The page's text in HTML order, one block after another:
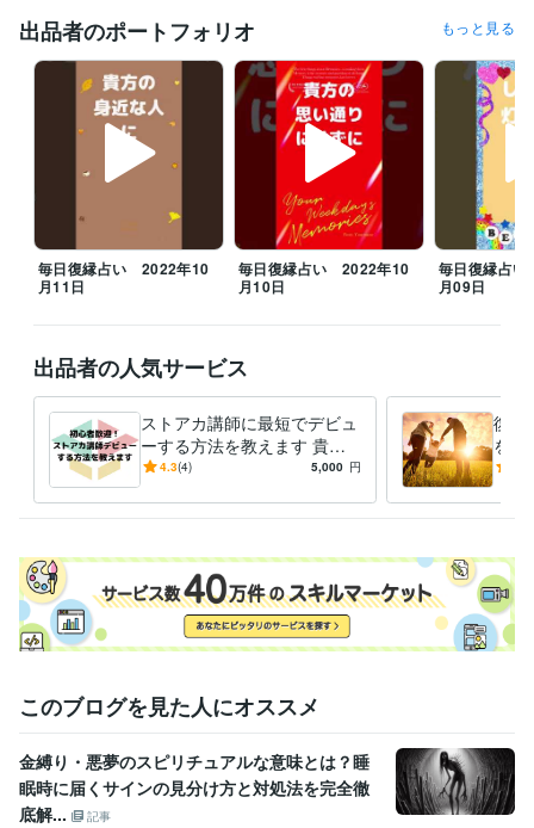
職歴
鈴木ライブリサーチ 2020年2月 ~ 現在
受賞歴
人生が変わる！開運風水講座 人生が変わる！ライフコーチ講座
開運
アドバイザーとしてワークショップ
九星気学初級講座　講師デビュ
資格・検定
九星気学鑑定士 取得年 : 2013年
タロットカード士 取得年 : 2018年
タロットリーディングマスター 取得年 : 2018年
第二種電気主任技術者 取得年 : 2018年
第一種電気主任技術者 取得年 : 2018年
2級電気工事施工管理技士
1級電気工事施工管理技士 取得年 : 2015年
普通自動車第一種運転免許 取得年 : 2003年
数秘術鑑定士 取得年 : 2018年
2級土木施工管理技士 取得年 : 2002年
得意分野
占い あなたの内なる響きを誠心誠意お伝えします
恋愛、不倫、復縁、
学歴
出品者のポートフォリオ もっと見る
毎日復縁占い 2022年10
月11日
毎日復縁占い 2022年10
月10日
毎日復縁占
月09日
出品者の人気サービス
ストアカ講師に最短でデビュ
ーする方法を教えます 貴方
の好きがお金に代わる初心者
です
4.3(4) 5,000 円
復縁
を最
今ま
最終
このブログを見た人にオススメ
金縛り・悪夢のスピリチュアルな意味とは？睡
眠時に届くサインの見分け方と対処法を完全徹
底解...
記事